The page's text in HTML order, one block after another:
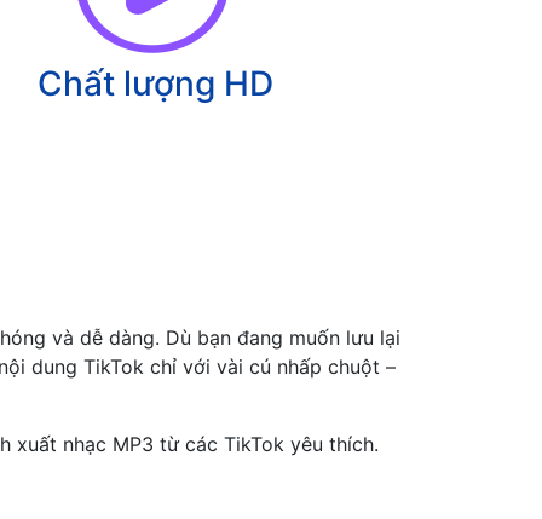
Chất lượng HD
và dễ dàng. Dù bạn đang muốn lưu lại
dung TikTok chỉ với vài cú nhấp chuột –
xuất nhạc MP3 từ các TikTok yêu thích.